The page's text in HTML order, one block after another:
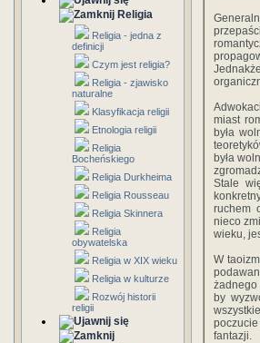
Religia
Religia - jedna z
definicji
Czym jest religia?
Religia - zjawisko
naturalne
Klasyfikacja religii
Etnologia religii
Religia
Bocheńskiego
Religia Durkheima
Religia Rousseau
Religia Skinnera
Religia
obywatelska
Religia w XIX wieku
Religia w kulturze
Rozwój historii
religii
miast
była
była
Stale
ruchem
nieco
wieku,
W
żadnego
by
fantazji.